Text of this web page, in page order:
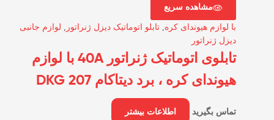
مشاهده سریع
با لوازم هیوندای کره تابلو اتوماتیک دیزل ژنراتور
لوازم جانبی
دیزل ژنراتور
تابلوی اتوماتیک ژنراتور 40A با لوازم
هیوندای کره ، برد دیتاکام DKG 207
تماس بگیرید اطلاعات بیشتر